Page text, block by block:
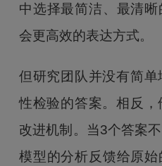
中选择最简洁、最清
会更高效的表达方式。
但研究团队并没有简
性检验的答案。相反
改进机制。当3个答案
模型的分析反馈给原